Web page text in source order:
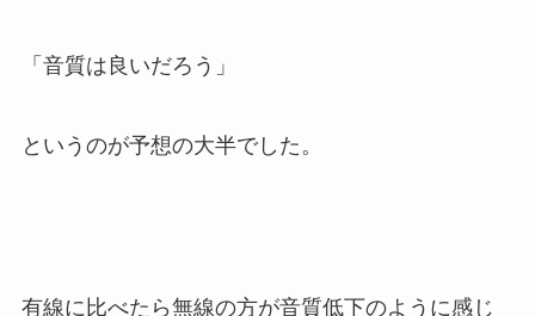
「音質は良いだろう」
というのが予想の大半でした。
有線に比べたら無線の方が音質低下のように感じ